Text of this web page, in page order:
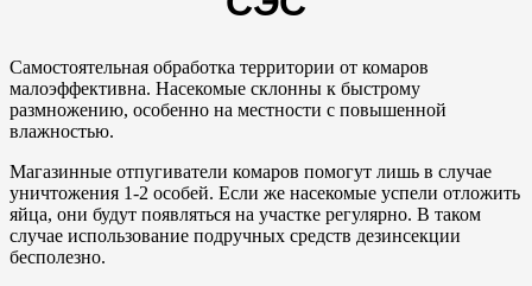
Самостоятельная обработка территории от комаров
малоэффективна. Насекомые склонны к быстрому
размножению, особенно на местности с повышенной
влажностью.
Магазинные отпугиватели комаров помогут лишь в случае
уничтожения 1-2 особей. Если же насекомые успели отложить
яйца, они будут появляться на участке регулярно. В таком
случае использование подручных средств дезинсекции
бесполезно.